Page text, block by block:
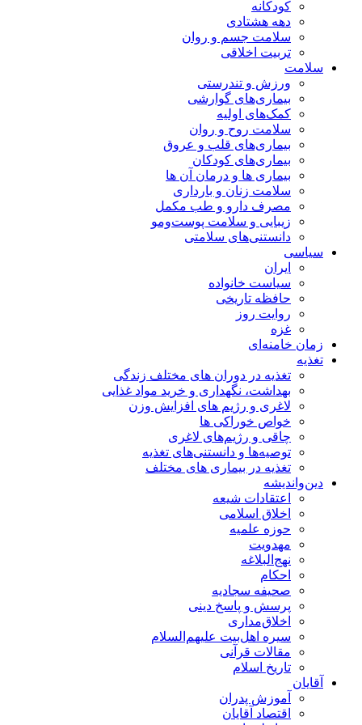
کودکانه
دهه هشتادی
سلامت جسم و روان
تربیت اخلاقی
سلامت
ورزش و تندرستی
بیماری‌های گوارشی
کمک‌های اولیه
سلامت روح و روان
بیماری‌های قلب و عروق
بیماری‌های کودکان
بیماری ها و درمان آن ها
سلامت زنان و بارداری
مصرف دارو و طب مکمل
زیبایی و سلامت پوست‌ومو
دانستنی‌های سلامتی
سیاسی
ایران
سیاست خانواده
حافظه تاریخی
روایت روز
غزه
زمان خامنه‌ای
تغذیه
تغذیه در دوران های مختلف زندگی
بهداشت، نگهداری و خرید مواد غذایی
لاغری و رژیم های افزایش وزن
خواص خوراكی ها
چاقی و رژیم‌های لاغری
توصیه‌ها و دانستنی‌های تغذیه
تغذیه در بیماری های مختلف
دین‌واندیشه
اعتقادات شیعه
اخلاق اسلامی
حوزه علمیه
مهدویت
نهج‌البلاغه
احکام
صحیفه سجادیه
پرسش و پاسخ دینی
اخلاق‌مداری
سیره اهل‌بیت علیهم‌السلام
مقالات قرآنی
تاریخ اسلام
آقایان
آموزش پدران
اقتصاد آقایان